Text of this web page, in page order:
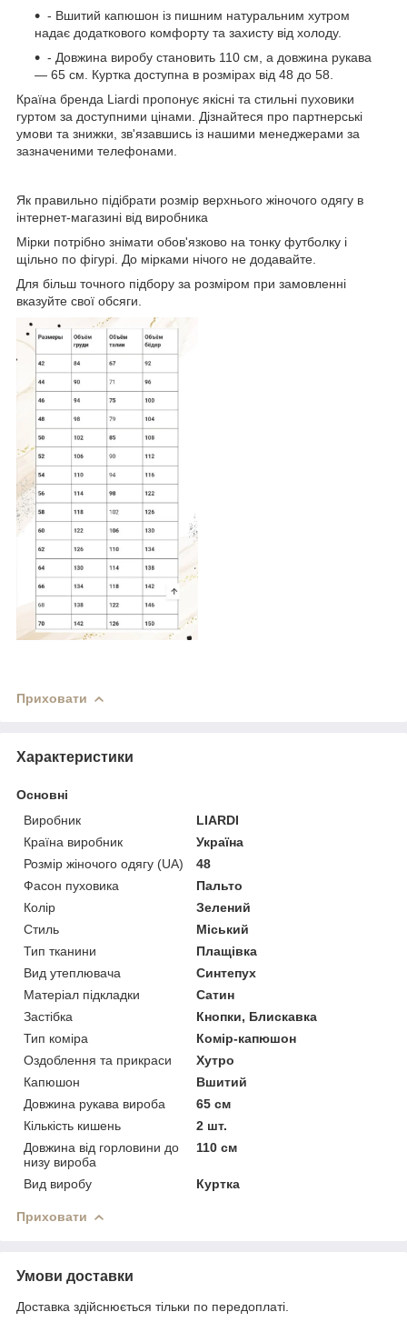
- Вшитий капюшон із пишним натуральним хутром
надає додаткового комфорту та захисту від холоду.
- Довжина виробу становить 110 см, а довжина рукава
— 65 см. Куртка доступна в розмірах від 48 до 58.
Країна бренда Liardi пропонує якісні та стильні пуховики
гуртом за доступними цінами. Дізнайтеся про партнерські
умови та знижки, зв'язавшись із нашими менеджерами за
зазначеними телефонами.
Як правильно підібрати розмір верхнього жіночого одягу в
інтернет-магазині від виробника
Мірки потрібно знімати обов'язково на тонку футболку і
щільно по фігурі. До мірками нічого не додавайте.
Для більш точного підбору за розміром при замовленні
вказуйте свої обсяги.
Приховати
Характеристики
Основні
Виробник
LIARDI
Країна виробник
Україна
Розмір жіночого одягу (UA)
48
Фасон пуховика
Пальто
Колір
Зелений
Стиль
Міський
Тип тканини
Плащівка
Вид утеплювача
Синтепух
Матеріал підкладки
Сатин
Застібка
Кнопки, Блискавка
Тип коміра
Комір-капюшон
Оздоблення та прикраси
Хутро
Капюшон
Вшитий
Довжина рукава вироба
65 см
Кількість кишень
2 шт.
Довжина від горловини до
низу вироба
110 см
Вид виробу Куртка
Приховати
Умови доставки
Доставка здійснюється тільки по передоплаті.